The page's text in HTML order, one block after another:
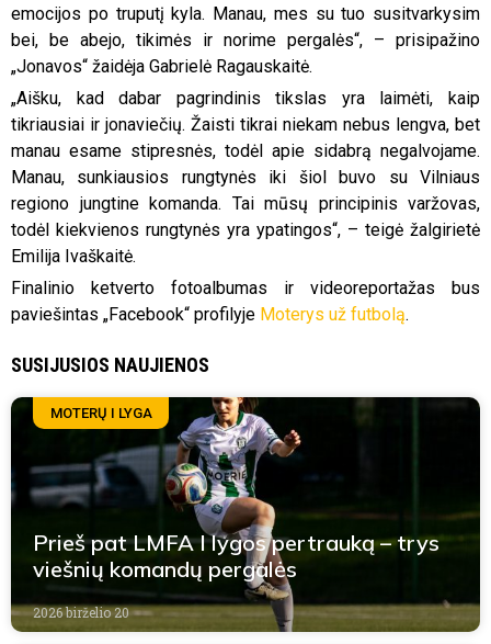
emocijos po truputį kyla. Manau, mes su tuo susitvarkysim
bei, be abejo, tikimės ir norime pergalės“, – prisipažino
„Jonavos“ žaidėja Gabrielė Ragauskaitė.
„Aišku, kad dabar pagrindinis tikslas yra laimėti, kaip
tikriausiai ir jonaviečių. Žaisti tikrai niekam nebus lengva, bet
manau esame stipresnės, todėl apie sidabrą negalvojame.
Manau, sunkiausios rungtynės iki šiol buvo su Vilniaus
regiono jungtine komanda. Tai mūsų principinis varžovas,
todėl kiekvienos rungtynės yra ypatingos“, – teigė žalgirietė
Emilija Ivaškaitė.
Finalinio ketverto fotoalbumas ir videoreportažas bus
paviešintas „Facebook“ profilyje Moterys už futbolą.
SUSIJUSIOS NAUJIENOS
MOTERŲ I LYGA
Prieš pat LMFA I lygos pertrauką – trys
viešnių komandų pergalės
2026 birželio 20